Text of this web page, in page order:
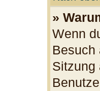
»
Wenn
Besuch
Sitzung